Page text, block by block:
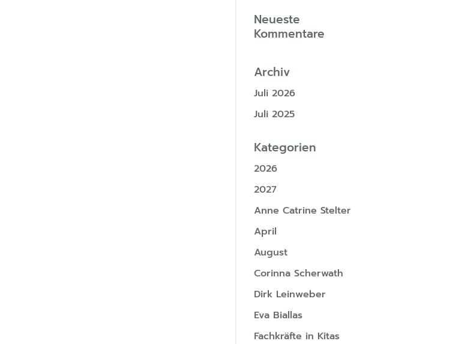
Neueste
Kommentare
Archiv
Juli 2026
Juli 2025
Kategorien
2026
2027
Anne Catrine Stelter
April
August
Corinna Scherwath
Dirk Leinweber
Eva Biallas
Fachkräfte in Kitas